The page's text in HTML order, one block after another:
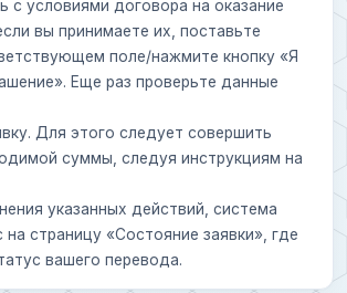
с условиями договора на оказание
вы принимаете их, поставьте
поле/нажмите кнопку «Я
Еще раз проверьте данные
Для этого следует совершить
суммы, следуя инструкциям на
указанных действий, система
на страницу «Состояние заявки», где
вашего перевода.